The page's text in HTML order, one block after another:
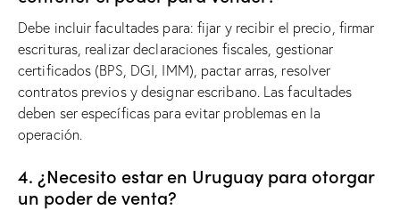
Debe incluir facultades para: fijar y recibir el precio, firmar
escrituras, realizar declaraciones fiscales, gestionar
certificados (BPS, DGI, IMM), pactar arras, resolver
contratos previos y designar escribano. Las facultades
deben ser específicas para evitar problemas en la
operación.
4. ¿Necesito estar en Uruguay para otorgar
un poder de venta?